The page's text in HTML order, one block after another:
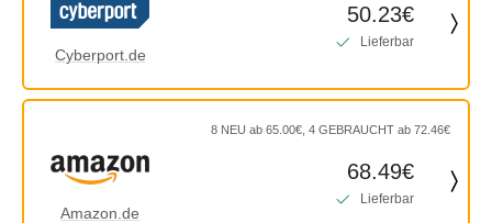
Cyberport.de
50.23€
Lieferbar
Amazon.de
68.49€
Lieferbar
8 NEU ab 65.00€, 4 GEBRAUCHT ab 72.46€